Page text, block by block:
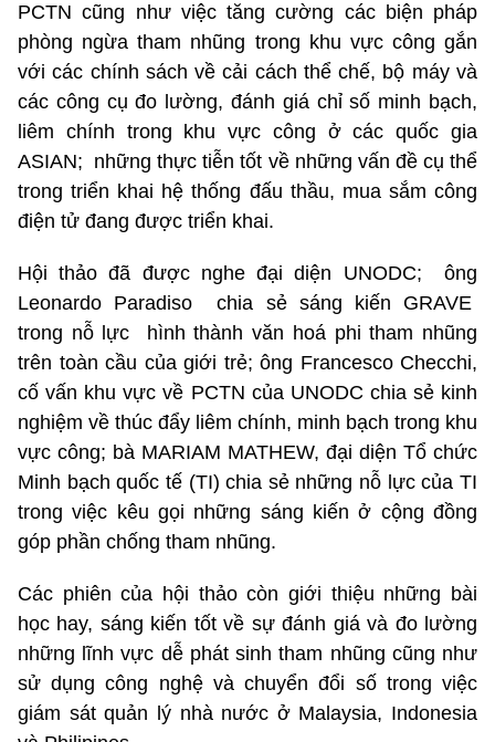
PCTN cũng như việc tăng cường các biện pháp
phòng ngừa tham nhũng trong khu vực công gắn
với các chính sách về cải cách thể chế, bộ máy và
các công cụ đo lường, đánh giá chỉ số minh bạch,
liêm chính trong khu vực công ở các quốc gia
ASIAN; những thực tiễn tốt về những vấn đề cụ thể
trong triển khai hệ thống đấu thầu, mua sắm công
điện tử đang được triển khai.
Hội thảo đã được nghe đại diện UNODC; ông
Leonardo Paradiso chia sẻ sáng kiến GRAVE
trong nỗ lực hình thành văn hoá phi tham nhũng
trên toàn cầu của giới trẻ; ông Francesco Checchi,
cố vấn khu vực về PCTN của UNODC chia sẻ kinh
nghiệm về thúc đẩy liêm chính, minh bạch trong khu
vực công; bà MARIAM MATHEW, đại diện Tổ chức
Minh bạch quốc tế (TI) chia sẻ những nỗ lực của TI
trong việc kêu gọi những sáng kiến ở cộng đồng
góp phần chống tham nhũng.
Các phiên của hội thảo còn giới thiệu những bài
học hay, sáng kiến tốt về sự đánh giá và đo lường
những lĩnh vực dễ phát sinh tham nhũng cũng như
sử dụng công nghệ và chuyển đổi số trong việc
giám sát quản lý nhà nước ở Malaysia, Indonesia